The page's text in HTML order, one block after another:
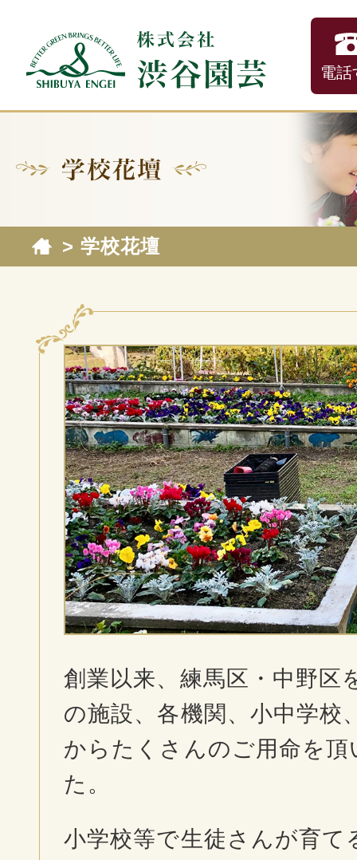
> 学校花壇
創業以来、練馬区・中野区
の施設、各機関、小中学校
からたくさんのご用命を
た。
小学校等で生徒さんが育て